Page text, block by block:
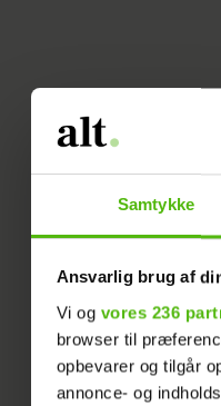
Samtykke
Ansvarlig brug af
Vi og vores 236
browser til
opbevarer og tilgår
annonce- og